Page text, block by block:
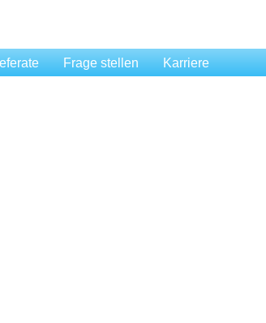
Frage stellen Karriere